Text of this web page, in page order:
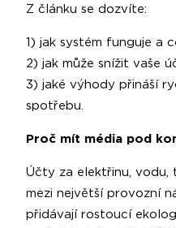
Z článku se dozvíte:
1) jak systém funguje a
2) jak může snížit vaše
3) jaké výhody přináší
spotřebu.
Proč mít média pod
Účty za elektřinu,
mezi největší provozní
přidávají rostoucí